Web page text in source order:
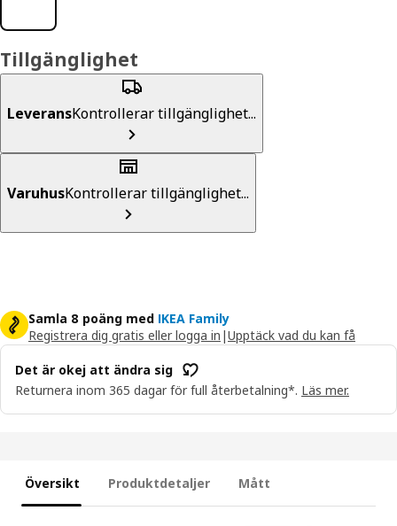
Tillgänglighet
LeveransKontrollerar tillgänglighet...
VaruhusKontrollerar tillgänglighet...
Samla 8 poäng med IKEA Family
Registrera dig gratis eller logga in |Upptäck vad du kan få
Det är okej att ändra sig
Returnera inom 365 dagar för full återbetalning*. Läs mer.
Översikt Produktdetaljer Mått